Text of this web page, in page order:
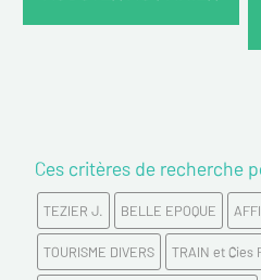
Prénom*
Email*
Ces critères de recherche
TEZIER J. BELLE EPOQUE
TOURISME DIVERS TRAIN et Cies